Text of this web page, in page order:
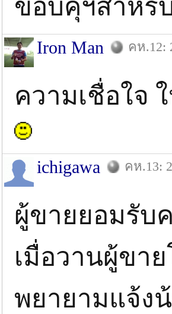
ขอบคุฯสำหรั
Iron Man คห.12:
ความเชื่อใจ
ichigawa คห.13:
ผู้ขายยอมรับ
เมื่อวานผู้ขา
พยายามแจ้ง